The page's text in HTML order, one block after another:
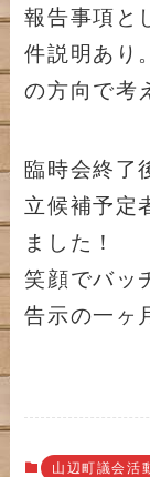
報告事項と
件説明あり
の方向で考
臨時会終了
立候補予定
ました！
笑顔でバッ
告示の一ヶ
山辺町議会活